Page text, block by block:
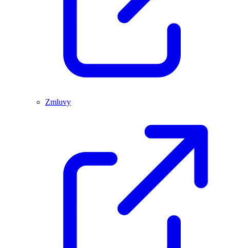
Zmluvy